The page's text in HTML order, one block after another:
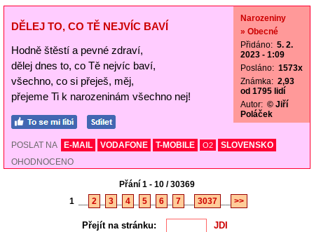
DĚLEJ TO, CO TĚ NEJVÍC BAVÍ
Hodně štěstí a pevné zdraví,
dělej dnes to, co Tě nejvíc baví,
všechno, co si přeješ, měj,
přejeme Ti k narozeninám všechno nej!
Narozeniny
» Obecné
Přidáno: 5. 2.
2023 - 1:09
Posláno: 1573x
Známka: 2,93
od 1795 lidí
Autor: © Jiří
Poláček
POSLAT NA E-MAIL VODAFONE T-MOBILE O2
SLOVENSKO
OHODNOCENO
Přání 1 - 10 / 30369
1
2 3 4 5 6 7 3037 >>
Přejít na stránku: